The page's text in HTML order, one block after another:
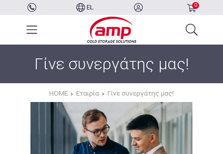
EL 0
Γίνε συνεργάτης μας!
HOME Εταιρία Γίνε συνεργάτης μας!